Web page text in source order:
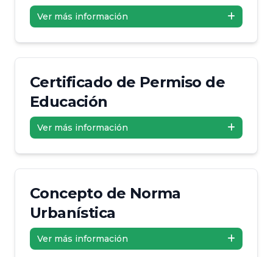
Ver más información
Certificado de Permiso de
Educación
Ver más información
Concepto de Norma
Urbanística
Ver más información